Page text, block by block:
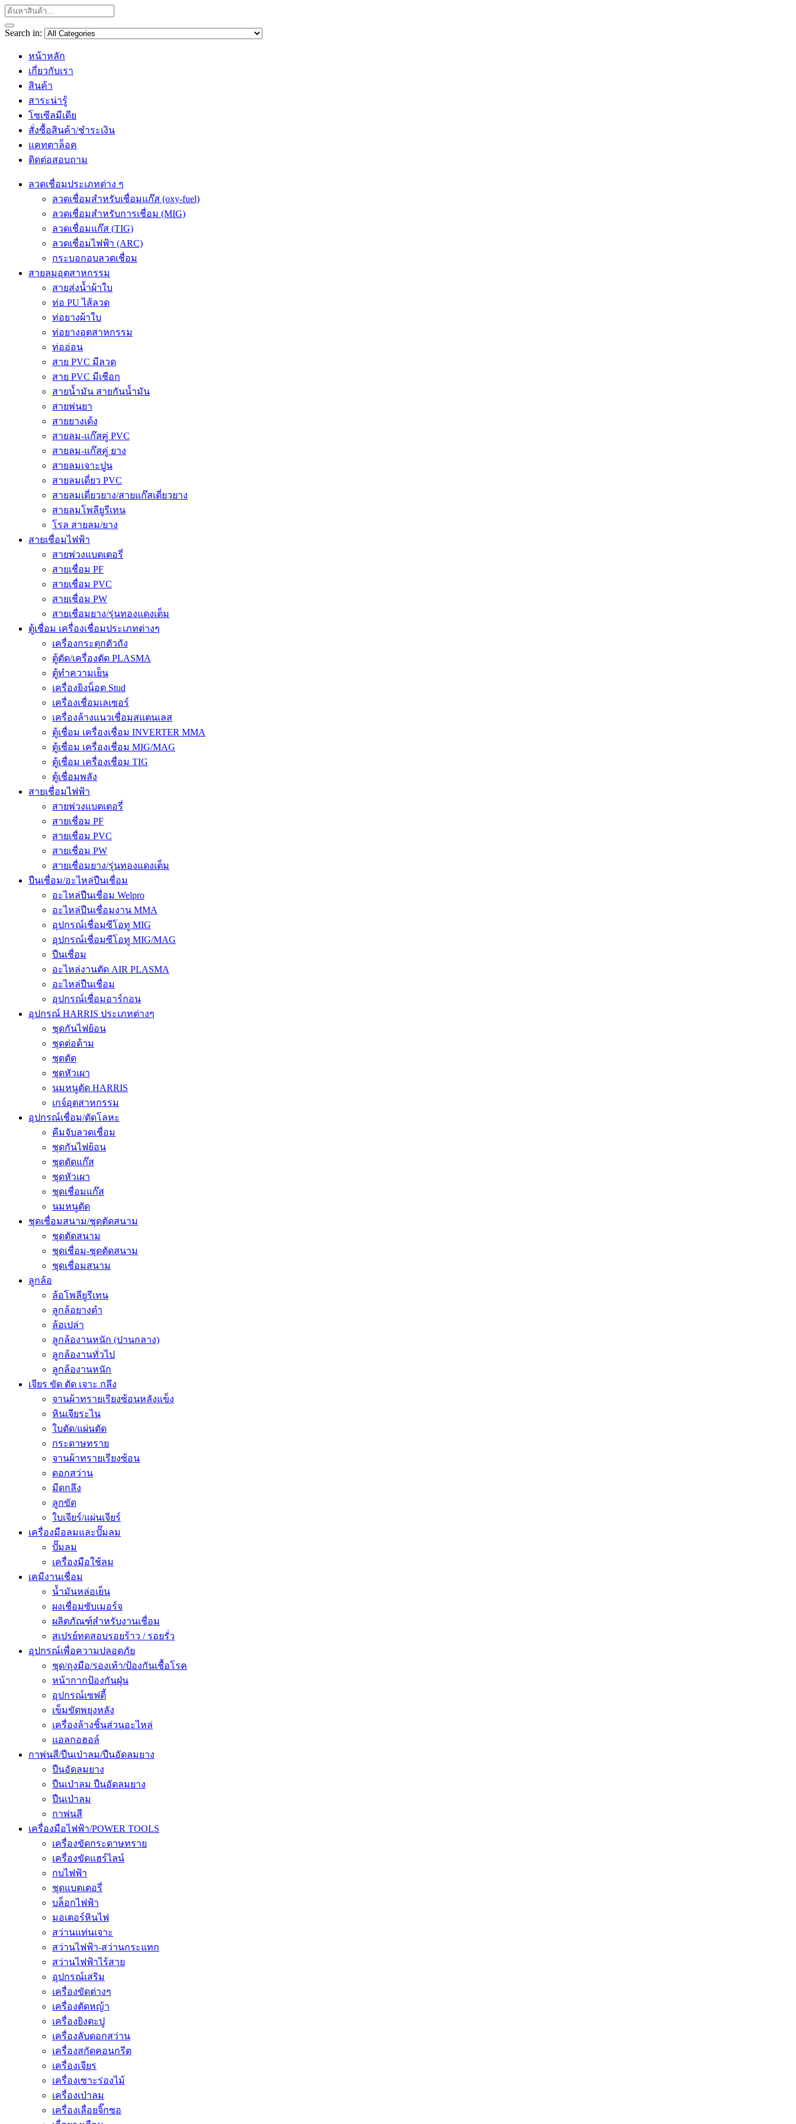
Search in:
หน้าหลัก
เกี่ยวกับเรา
สินค้า
สาระน่ารู้
โซเซีลมีเดีย
สั่งซื้อสินค้า/ชำระเงิน
แคทตาล็อค
ติดต่อสอบถาม
ลวดเชื่อมประเภทต่าง ๆ
ลวดเชื่อมสำหรับเชื่อมแก๊ส (oxy-fuel)
ลวดเชื่อมสำหรับการเชื่อม (MIG)
ลวดเชื่อมแก๊ส (TIG)
ลวดเชื่อมไฟฟ้า (ARC)
กระบอกอบลวดเชื่อม
สายลมอุตสาหกรรม
สายส่งน้ำผ้าใบ
ท่อ PU ไส้ลวด
ท่อยางผ้าใบ
ท่อยางอุตสาหกรรม
ท่ออ่อน
สาย PVC มีลวด
สาย PVC มีเชือก
สายน้ำมัน สายกันน้ำมัน
สายพ่นยา
สายยางเด้ง
สายลม-แก๊สคู่ PVC
สายลม-แก๊สคู่ ยาง
สายลมเจาะปูน
สายลมเดี่ยว PVC
สายลมเดี่ยวยาง/สายแก๊สเดี่ยวยาง
สายลมโพลียูรีเทน
โรล สายลม/ยาง
สายเชื่อมไฟฟ้า
สายพ่วงแบตเตอรี่
สายเชื่อม PF
สายเชื่อม PVC
สายเชื่อม PW
สายเชื่อมยาง/รุ่นทองแดงเต็ม
ตู้เชื่อม เครื่องเชื่อมประเภทต่างๆ
เครื่องกระตุกตัวถัง
ตู้ตัด/เครื่องตัด PLASMA
ตู้ทำความเย็น
เครื่องยิงน็อต Stud
เครื่องเชื่อมเลเซอร์
เครื่องล้างแนวเชื่อมสแตนเลส
ตู้เชื่อม เครื่องเชื่อม INVERTER MMA
ตู้เชื่อม เครื่องเชื่อม MIG/MAG
ตู้เชื่อม เครื่องเชื่อม TIG
ตู้เชื่อมพลัง
สายเชื่อมไฟฟ้า
สายพ่วงแบตเตอรี่
สายเชื่อม PF
สายเชื่อม PVC
สายเชื่อม PW
สายเชื่อมยาง/รุ่นทองแดงเต็ม
ปืนเชื่อม/อะไหล่ปืนเชื่อม
อะไหล่ปืนเชื่อม Welpro
อะไหล่ปืนเชื่อมงาน MMA
อุปกรณ์เชื่อมซีโอทู MIG
อุปกรณ์เชื่อมซีโอทู MIG/MAG
ปืนเชื่อม
อะไหล่งานตัด AIR PLASMA
อะไหล่ปืนเชื่อม
อุปกรณ์เชื่อมอาร์กอน
อุปกรณ์ HARRIS ประเภทต่างๆ
ชุดกันไฟย้อน
ชุดต่อด้าม
ชุดตัด
ชุดหัวเผา
นมหนูตัด HARRIS
เกจ์อุตสาหกรรม
อุปกรณ์เชื่อม/ตัดโลหะ
คีมจับลวดเชื่อม
ชุดกันไฟย้อน
ชุดตัดแก๊ส
ชุดหัวเผา
ชุดเชื่อมแก๊ส
นมหนูตัด
ชุดเชื่อมสนาม/ชุดตัดสนาม
ชุดตัดสนาม
ชุดเชื่อม-ชุดตัดสนาม
ชุดเชื่อมสนาม
ลูกล้อ
ล้อโพลียูรีเทน
ลูกล้อยางดำ
ล้อเปล่า
ลูกล้องานหนัก (ปานกลาง)
ลูกล้องานทั่วไป
ลูกล้องานหนัก
เจียร ขัด ตัด เจาะ กลึง
จานผ้าทรายเรียงซ้อนหลังแข็ง
หินเจียระไน
ใบตัด/แผ่นตัด
กระดาษทราย
จานผ้าทรายเรียงซ้อน
ดอกสว่าน
มีดกลึง
ลูกขัด
ใบเจียร์/แผ่นเจียร์
เครื่องมือลมและปั๊มลม
ปั๊มลม
เครื่องมือใช้ลม
เคมีงานเชื่อม
น้ำมันหล่อเย็น
ผงเชื่อมซับเมอร์จ
ผลิตภัณฑ์สำหรับงานเชื่อม
สเปรย์ทดสอบรอยร้าว / รอยรั่ว
อุปกรณ์เพื่อความปลอดภัย
ชุด/ถุงมือ/รองเท้า/ป้องกันเชื้อโรค
หน้ากากป้องกันฝุ่น
อุปกรณ์เซฟตี้
เข็มขัดพยุงหลัง
เครื่องล้างชิ้นส่วนอะไหล่
แอลกอฮอล์
กาพ่นสี/ปืนเป่าลม/ปืนอัดลมยาง
ปืนอัดลมยาง
ปืนเป่าลม ปืนอัดลมยาง
ปืนเป่าลม
กาพ่นสี
เครื่องมือไฟฟ้า/POWER TOOLS
เครื่องขัดกระดาษทราย
เครื่องขัดแฮร์ไลน์
กบไฟฟ้า
ชุดแบตเตอรี่
บล็อกไฟฟ้า
มอเตอร์หินไฟ
สว่านแท่นเจาะ
สว่านไฟฟ้า-สว่านกระแทก
สว่านไฟฟ้าไร้สาย
อุปกรณ์เสริม
เครื่องขัดต่างๆ
เครื่องตัดหญ้า
เครื่องยิงตะปู
เครื่องลับดอกสว่าน
เครื่องสกัดคอนกรีต
เครื่องเจียร
เครื่องเซาะร่องไม้
เครื่องเป่าลม
เครื่องเลื่อยจิ๊กซอ